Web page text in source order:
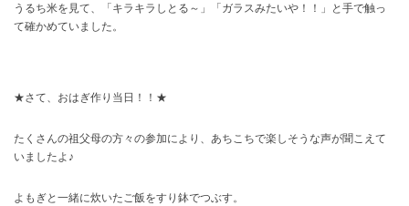
うるち米を見て、「キラキラしとる～」「ガラスみたいや！！」と手で触っ
て確かめていました。
★さて、おはぎ作り当日！！★
たくさんの祖父母の方々の参加により、あちこちで楽しそうな声が聞こえて
いましたよ♪
よもぎと一緒に炊いたご飯をすり鉢でつぶす。